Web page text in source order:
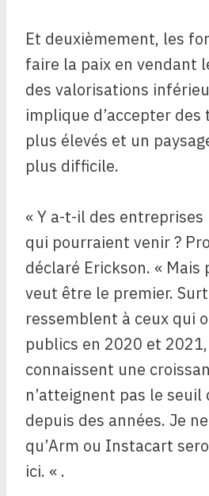
Et deuxièmement, les
faire la paix en vendant
des valorisations
implique d’accepter des
plus élevés et un
plus difficile.
« Y a-t-il des
qui pourraient venir ?
déclaré Erickson. « Mais
veut être le premier.
ressemblent à ceux qui
publics en 2020 et
connaissent une
n’atteignent pas le
depuis des années. Je
qu’Arm ou Instacart
ici. « .